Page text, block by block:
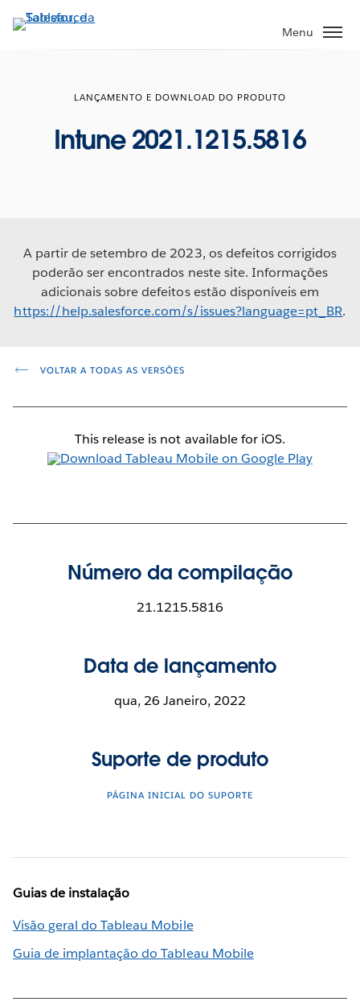
Pular
para
Menu
LANÇAMENTO E DOWNLOAD DO PRODUTO
Intune 2021.1215.5816
A partir de setembro de 2023, os defeitos corrigidos
poderão ser encontrados neste site. Informações
adicionais sobre defeitos estão disponíveis em
https://help.salesforce.com/s/issues?language=pt_BR.
VOLTAR A TODAS AS VERSÕES
This release is not available for iOS.
Número da compilação
21.1215.5816
Data de lançamento
qua, 26 Janeiro, 2022
Suporte de produto
PÁGINA INICIAL DO SUPORTE
Guias de instalação
Visão geral do Tableau Mobile
Guia de implantação do Tableau Mobile